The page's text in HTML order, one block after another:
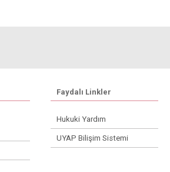
Faydalı Linkler
Hukuki Yardım
UYAP Bilişim Sistemi